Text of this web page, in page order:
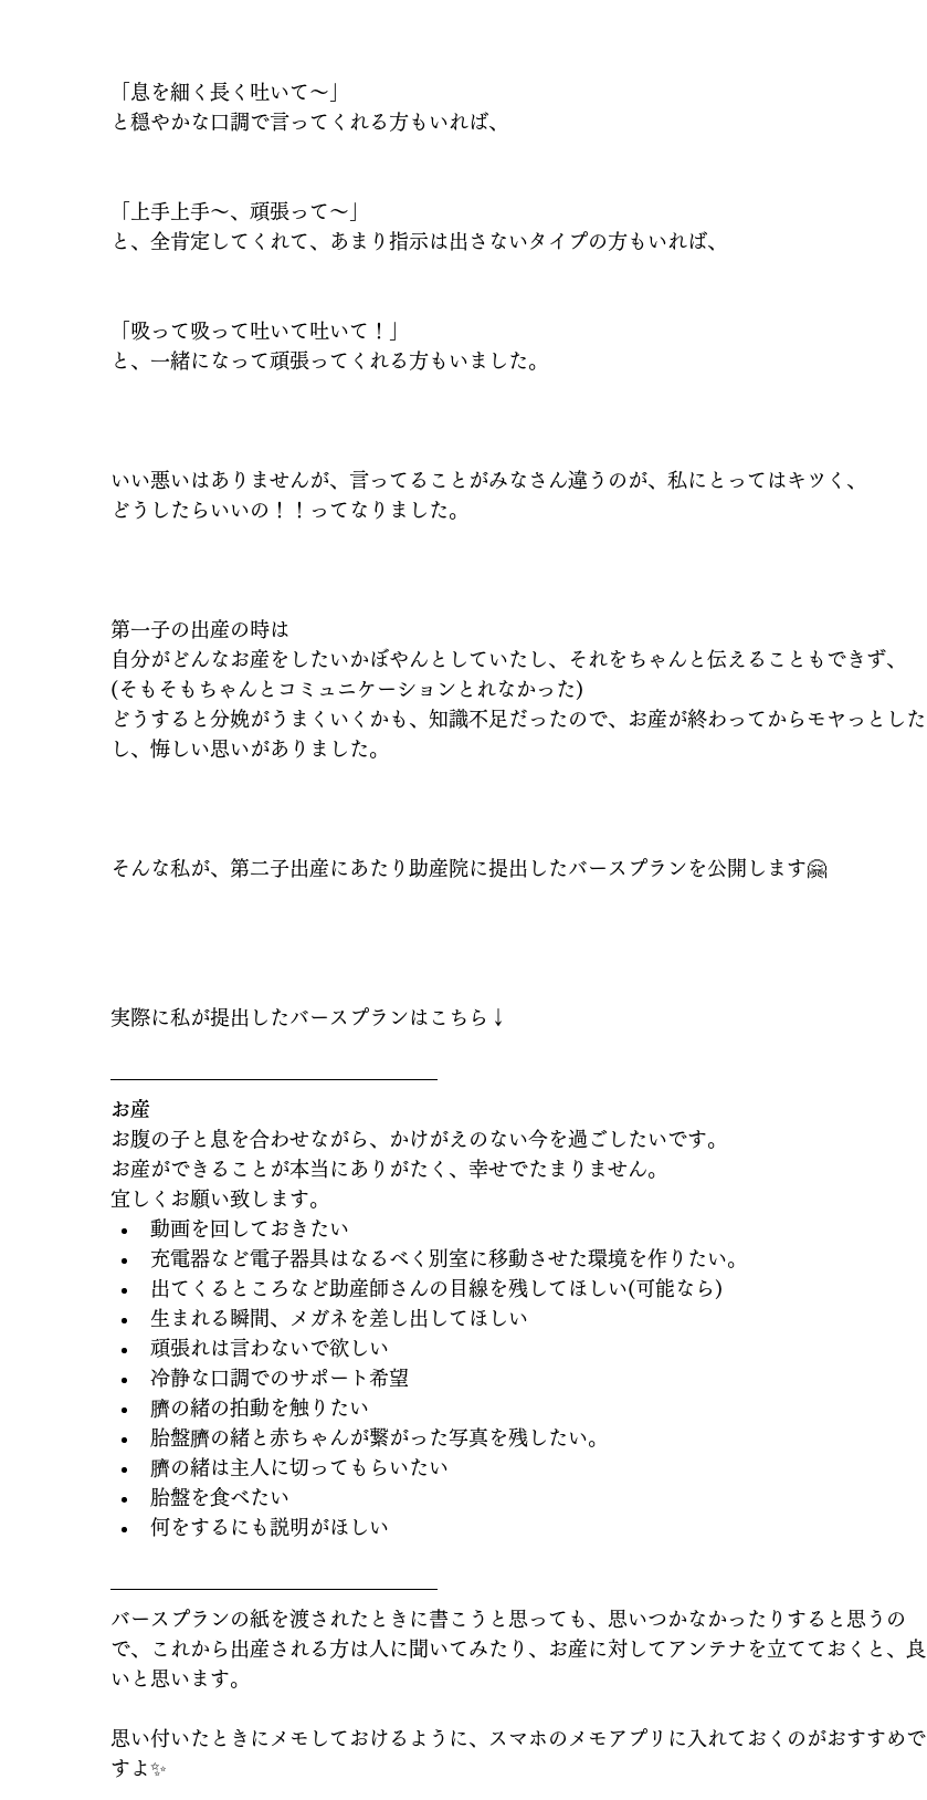
「息を細く長く吐いて〜」
と穏やかな口調で言ってくれる方もいれば、
「上手上手〜、頑張って〜」
と、全肯定してくれて、あまり指示は出さないタイプの方もいれば、
「吸って吸って吐いて吐いて！」
と、一緒になって頑張ってくれる方もいました。
いい悪いはありませんが、言ってることがみなさん違うのが、私にとってはキツく、
どうしたらいいの！！ってなりました。
第一子の出産の時は
自分がどんなお産をしたいかぼやんとしていたし、それをちゃんと伝えることもできず、
(そもそもちゃんとコミュニケーションとれなかった)
どうすると分娩がうまくいくかも、知識不足だったので、お産が終わってからモヤっとした
し、悔しい思いがありました。
そんな私が、第二子出産にあたり助産院に提出したバースプランを公開します🤗
実際に私が提出したバースプランはこちら↓
お産
お腹の子と息を合わせながら、かけがえのない今を過ごしたいです。
お産ができることが本当にありがたく、幸せでたまりません。
宜しくお願い致します。
動画を回しておきたい
充電器など電子器具はなるべく別室に移動させた環境を作りたい。
出てくるところなど助産師さんの目線を残してほしい(可能なら)
生まれる瞬間、メガネを差し出してほしい
頑張れは言わないで欲しい
冷静な口調でのサポート希望
臍の緒の拍動を触りたい
胎盤臍の緒と赤ちゃんが繋がった写真を残したい。
臍の緒は主人に切ってもらいたい
胎盤を食べたい
何をするにも説明がほしい
バースプランの紙を渡されたときに書こうと思っても、思いつかなかったりすると思うの
で、これから出産される方は人に聞いてみたり、お産に対してアンテナを立てておくと、良
いと思います。
思い付いたときにメモしておけるように、スマホのメモアプリに入れておくのがおすすめで
すよ✨